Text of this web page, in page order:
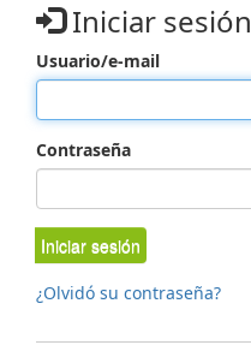
Iniciar sesión
Usuario/e-mail
Contraseña
Iniciar sesión
¿Olvidó su contraseña?